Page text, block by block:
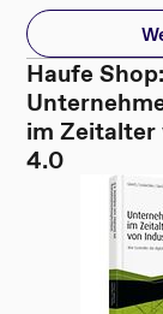
Haufe Shop:
im Zeitalter
4.0